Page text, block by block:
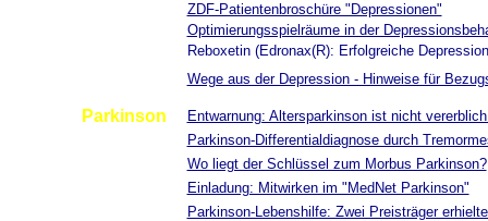
ZDF-Patientenbroschüre "Depressionen"
Optimierungsspielräume in der
Reboxetin (Edronax(R): Erfolgreiche
Wege aus der Depression - Hinweise für
Parkinson
Entwarnung: Altersparkinson ist nicht
Parkinson-Differentialdiagnose durch
Wo liegt der Schlüssel zum Morbus Parkinson?
Einladung: Mitwirken im "MedNet Parkinson"
Parkinson-Lebenshilfe: Zwei Preisträger